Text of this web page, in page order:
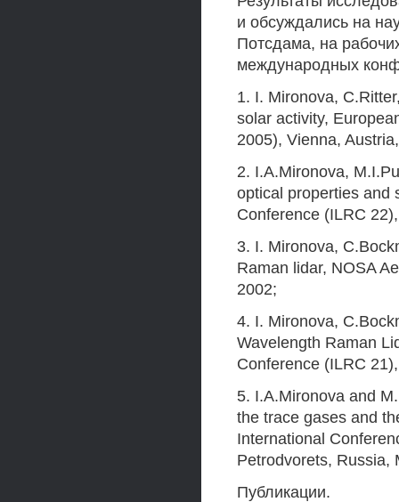
и обсуждались на
Потсдама, на
международных
1. I. Mironova,
solar activity,
2005), Vienna,
2. I.A.Mironova,
optical properties and
Conference (ILRC
3. I. Mironova,
Raman lidar, NOSA
2002;
4. I. Mironova,
Wavelength Raman
Conference (ILRC
5. I.A.Mironova and
the trace gases and
International
Petrodvorets, Russia,
Публикации.